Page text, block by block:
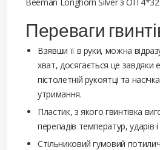
Переваги
Взявши її в руки, можна
хват, досягається це завдяки
пістолетній рукоятці та
утримання.
Пластик, з якого гвинтівка
перепадів температур, ударів
Стільниковий гумовий